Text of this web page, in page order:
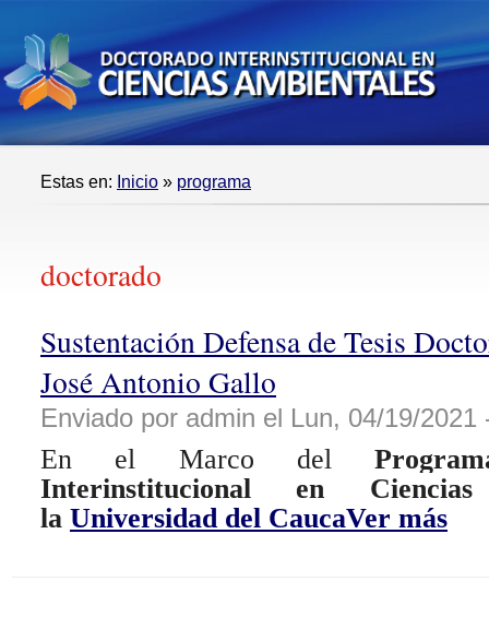
Estas en: Inicio » programa
doctorado
Sustentación Defensa de Tesis
José Antonio Gallo
Enviado por admin el Lun, 04/19/2021
En el Marco del
Interinstitucional en
la Universidad del CaucaVer más